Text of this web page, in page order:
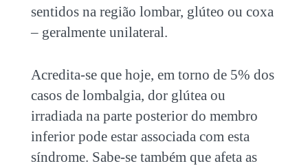
sentidos na região lombar, glúteo ou coxa
– geralmente unilateral.
Acredita-se que hoje, em torno de 5% dos
casos de lombalgia, dor glútea ou
irradiada na parte posterior do membro
inferior pode estar associada com esta
síndrome. Sabe-se também que afeta as